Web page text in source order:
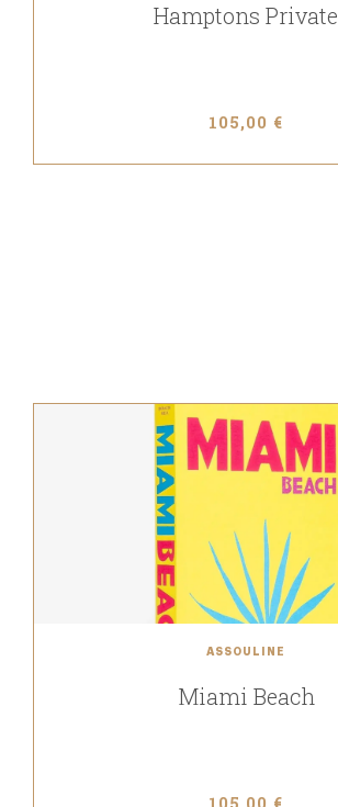
Hamptons Private
105,00 €
ASSOULINE
Miami Beach
105,00 €